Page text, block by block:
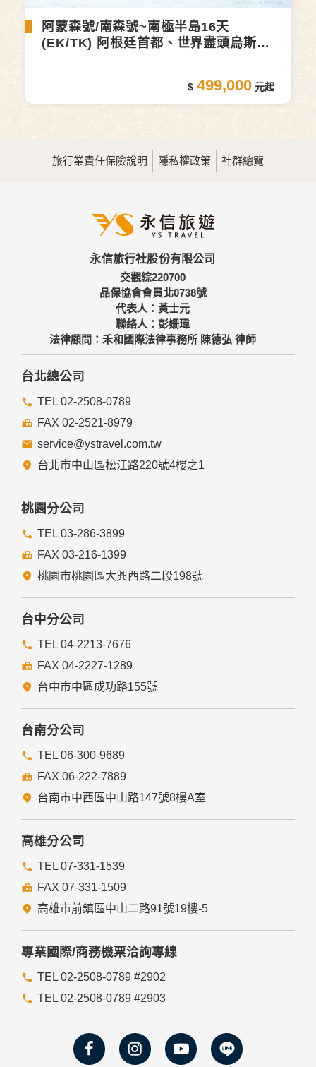
阿蒙森號/南森號~南極半島16天
(EK/TK) 阿根廷首都、世界盡頭烏斯懷
亞
499,000
旅行業責任保險說明 隱私權政策 社群總覽
永信旅行社股份有限公司
交觀綜220700
品保協會會員北0738號
代表人：黃士元
聯絡人：彭姍瑋
法律顧問：禾和國際法律事務所 陳德弘 律師
台北總公司
TEL 02-2508-0789
FAX 02-2521-8979
service@ystravel.com.tw
台北市中山區松江路220號4樓之1
桃園分公司
TEL 03-286-3899
FAX 03-216-1399
桃園市桃園區大興西路二段198號
台中分公司
TEL 04-2213-7676
FAX 04-2227-1289
台中市中區成功路155號
台南分公司
TEL 06-300-9689
FAX 06-222-7889
台南市中西區中山路147號8樓A室
高雄分公司
TEL 07-331-1539
FAX 07-331-1509
高雄市前鎮區中山二路91號19樓-5
專業國際/商務機票洽詢專線
TEL 02-2508-0789 #2902
TEL 02-2508-0789 #2903